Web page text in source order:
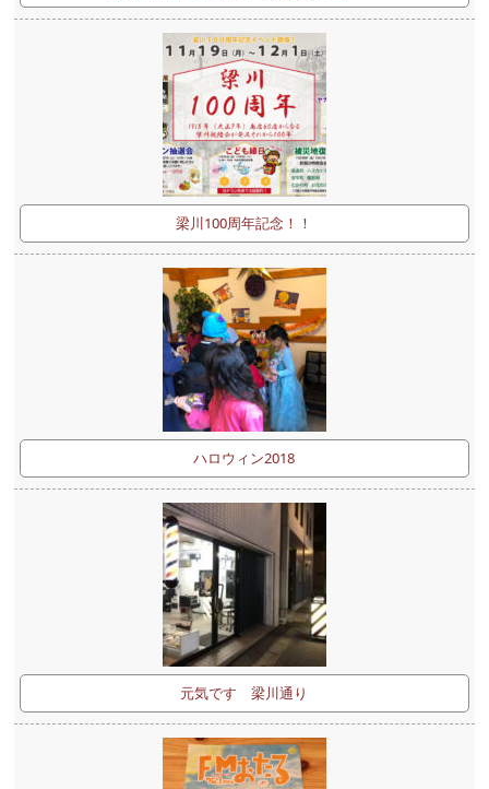
梁川100周年記念！！
ハロウィン2018
元気です 梁川通り